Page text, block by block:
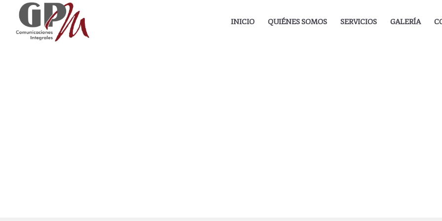
INICIO QUIÉNES SOMOS SERVICIOS GALERÍA